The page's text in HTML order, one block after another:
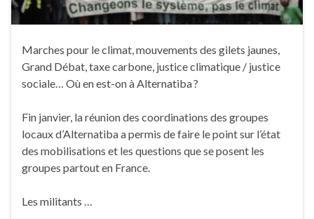
Marches pour le climat, mouvements des gilets jaunes,
Grand Débat, taxe carbone, justice climatique / justice
sociale… Où en est-on à Alternatiba ?
Fin janvier, la réunion des coordinations des groupes
locaux d’Alternatiba a permis de faire le point sur l’état
des mobilisations et les questions que se posent les
groupes partout en France.
Les militants …